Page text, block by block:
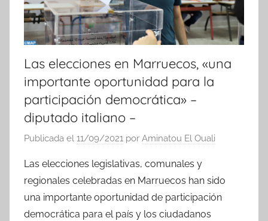
Las elecciones en Marruecos, «una
importante oportunidad para la
participación democrática» –
diputado italiano –
Publicada el 11/09/2021 por Aminatou El Ouali
Las elecciones legislativas, comunales y
regionales celebradas en Marruecos han sido
una importante oportunidad de participación
democrática para el país y los ciudadanos